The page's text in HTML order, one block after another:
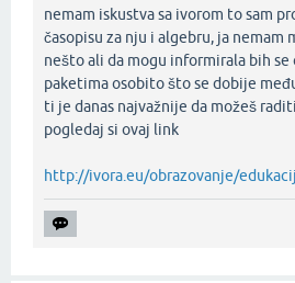
nemam iskustva sa ivorom to sam
časopisu za nju i algebru, ja nemam
nešto ali da mogu informirala bih se
paketima osobito što se dobije
ti je danas najvažnije da možeš
pogledaj si ovaj link
http://ivora.eu/obrazovanje/